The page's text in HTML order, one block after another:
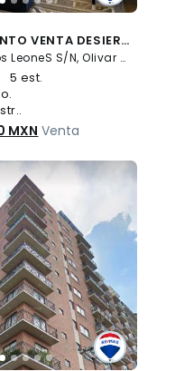
DEPARTAMENTO VENTA DESIERTO DE LOS LEONES BOSQUE 6060 - (34)
Desierto de los LeoneS S/N, Olivar de los Padres, Álvaro Obregón
5 est.
MXN Venta